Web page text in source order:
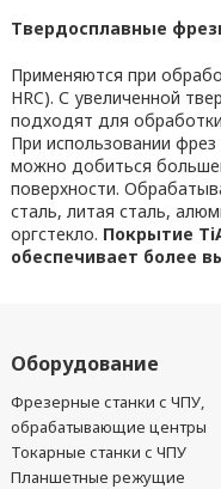
Твердосплавные
Применяются при
HRC). С увеличенной
подходят для
При использовании
можно добиться
поверхности.
сталь, литая сталь,
оргстекло. Покрытие
обеспечивает более
Оборудование
Фрезерные станки с ЧПУ,
обрабатывающие центры
Токарные станки с ЧПУ
Планшетные режущие